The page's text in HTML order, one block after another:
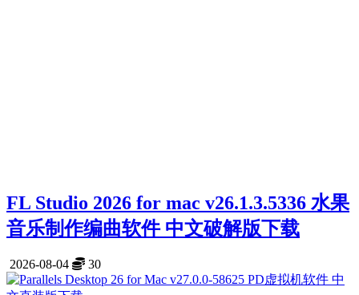
FL Studio 2026 for mac v26.1.3.5336 水果
音乐制作编曲软件 中文破解版下载
2026-08-04 30